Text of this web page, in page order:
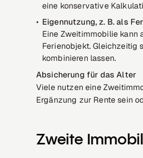
eine konservative
Eigennutzung, z. B. als
Eine Zweitimmobilie kann
Ferienobjekt. Gleichzeitig
kombinieren lassen.
Absicherung für das Alter
Viele nutzen eine
Ergänzung zur Rente sein
Zweite